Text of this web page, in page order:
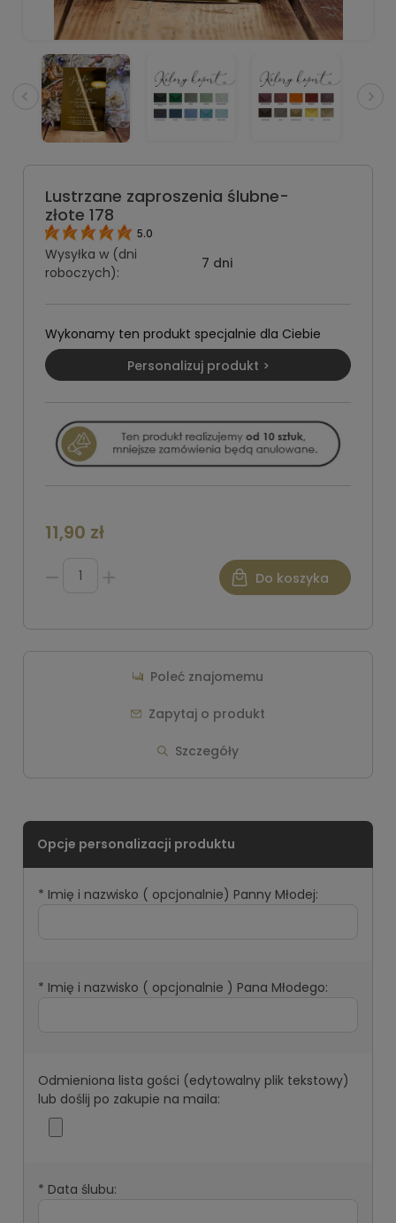
Lustrzane zaproszenia ślubne-
złote 178
5.0
Wysyłka w (dni
roboczych):
7 dni
Wykonamy ten produkt specjalnie dla Ciebie
Personalizuj produkt >
* Imię i nazwisko ( opcjonalnie) Panny Młodej:
* Imię i nazwisko ( opcjonalnie ) Pana Młodego:
Odmieniona lista gości (edytowalny plik tekstowy)
lub doślij po zakupie na maila:
* Data ślubu:
11,90 zł
Do koszyka
Szczegóły
Zapytaj o produkt
Poleć znajomemu